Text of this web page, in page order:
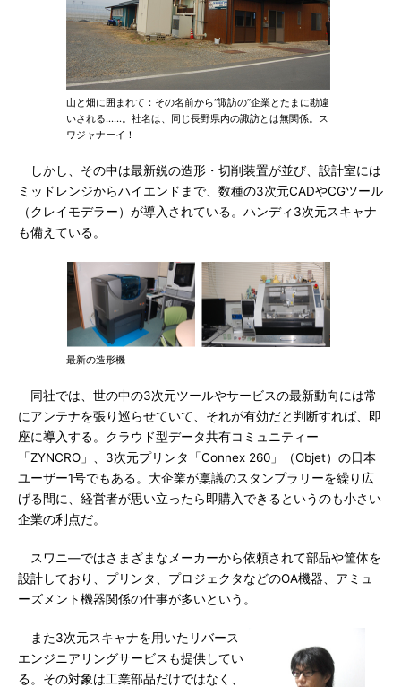
山と畑に囲まれて：その名前から“諏訪の”企業とたまに勘違
いされる……。社名は、同じ長野県内の諏訪とは無関係。ス
ワジャナーイ！
しかし、その中は最新鋭の造形・切削装置が並び、設計室には
ミッドレンジからハイエンドまで、数種の3次元CADやCGツール
（クレイモデラー）が導入されている。ハンディ3次元スキャナ
も備えている。
最新の造形機
同社では、世の中の3次元ツールやサービスの最新動向には常
にアンテナを張り巡らせていて、それが有効だと判断すれば、即
座に導入する。クラウド型データ共有コミュニティー
「ZYNCRO」、3次元プリンタ「Connex 260」（Objet）の日本
ユーザー1号でもある。大企業が稟議のスタンプラリーを繰り広
げる間に、経営者が思い立ったら即購入できるというのも小さい
企業の利点だ。
スワニ―ではさまざまなメーカーから依頼されて部品や筐体を
設計しており、プリンタ、プロジェクタなどのOA機器、アミュ
ーズメント機器関係の仕事が多いという。
また3次元スキャナを用いたリバース
エンジニアリングサービスも提供してい
る。その対象は工業部品だけではなく、